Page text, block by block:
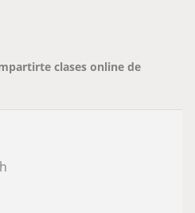
clases online de